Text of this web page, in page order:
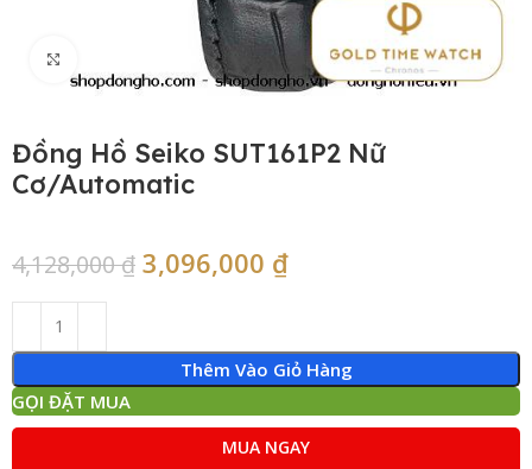
Đồng Hồ Seiko SUT161P2 Nữ
Cơ/Automatic
4,128,000₫ 3,096,000 ₫
Thêm Vào Giỏ Hàng
GỌI ĐẶT MUA
MUA NGAY